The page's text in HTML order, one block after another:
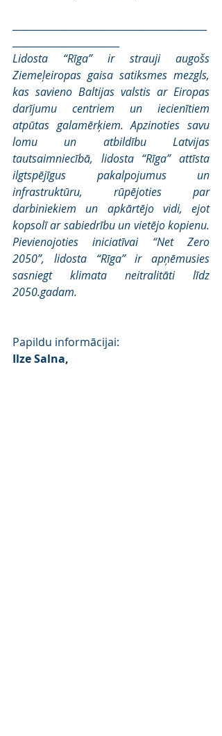
Lidosta “Rīga” ir strauji augošs
Ziemeļeiropas gaisa satiksmes mezgls,
kas savieno Baltijas valstis ar Eiropas
darījumu centriem un iecienītiem
atpūtas galamērķiem. Apzinoties savu
lomu un atbildību Latvijas
tautsaimniecībā, lidosta “Rīga” attīsta
ilgtspējīgus pakalpojumus un
infrastruktūru, rūpējoties par
darbiniekiem un apkārtējo vidi, ejot
kopsolī ar sabiedrību un vietējo kopienu.
Pievienojoties iniciatīvai “Net Zero
2050”, lidosta “Rīga” ir apņēmusies
sasniegt klimata neitralitāti līdz
2050.gadam.
Papildu informācijai:
Ilze Salna,